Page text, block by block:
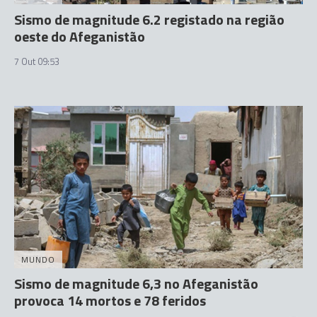
Sismo de magnitude 6.2 registado na região
oeste do Afeganistão
7 Out 09:53
MUNDO
Sismo de magnitude 6,3 no Afeganistão
provoca 14 mortos e 78 feridos